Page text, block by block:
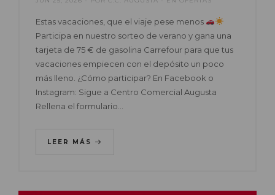
Estas vacaciones, que el viaje pese menos
Participa en nuestro sorteo de verano y gana una
tarjeta de 75 € de gasolina Carrefour para que tus
vacaciones empiecen con el depósito un poco
más lleno. ¿Cómo participar? En Facebook o
Instagram: Sigue a Centro Comercial Augusta
Rellena el formulario…
LEER MÁS